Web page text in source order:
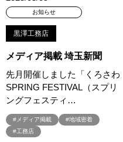
#ご来場キャンペーン #ご来
#さいたま市
#さよならキャンペーン
#しっくい #すみっコぐらし
#とうもろこし味来収穫体験付
#はじめての家づくり #ひのき
#ほったらかし見学会
#もりぞう #もりぞうの家
#アイ
お知らせ
黒澤工務店
メディア掲載 埼玉新聞
先月開催しました「くろさわ
SPRING FESTIVAL（スプリ
ングフェスティ…
#メディア掲載
#地域密着
#工務店